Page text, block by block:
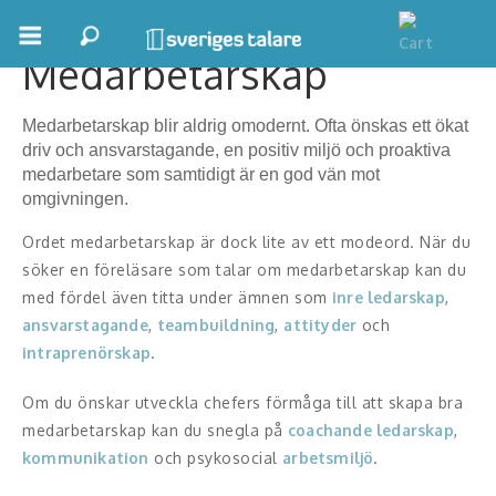
Boka ett möte
Samhällsnytta
Inspiration
Inspirerande Föreläsare
Life Stories & Trivsel
Moderator, konferencier
Medarbetarskap
Medarbetarskap blir aldrig omodernt. Ofta önskas ett ökat
driv och ansvarstagande, en positiv miljö och proaktiva
medarbetare som samtidigt är en god vän mot
omgivningen.
Ordet medarbetarskap är dock lite av ett modeord. När du
söker en föreläsare som talar om medarbetarskap kan du
med fördel även titta under ämnen som inre ledarskap,
ansvarstagande, teambuildning, attityder och
intraprenörskap.
Om du önskar utveckla chefers förmåga till att skapa bra
medarbetarskap kan du snegla på coachande ledarskap,
kommunikation och psykosocial arbetsmiljö.